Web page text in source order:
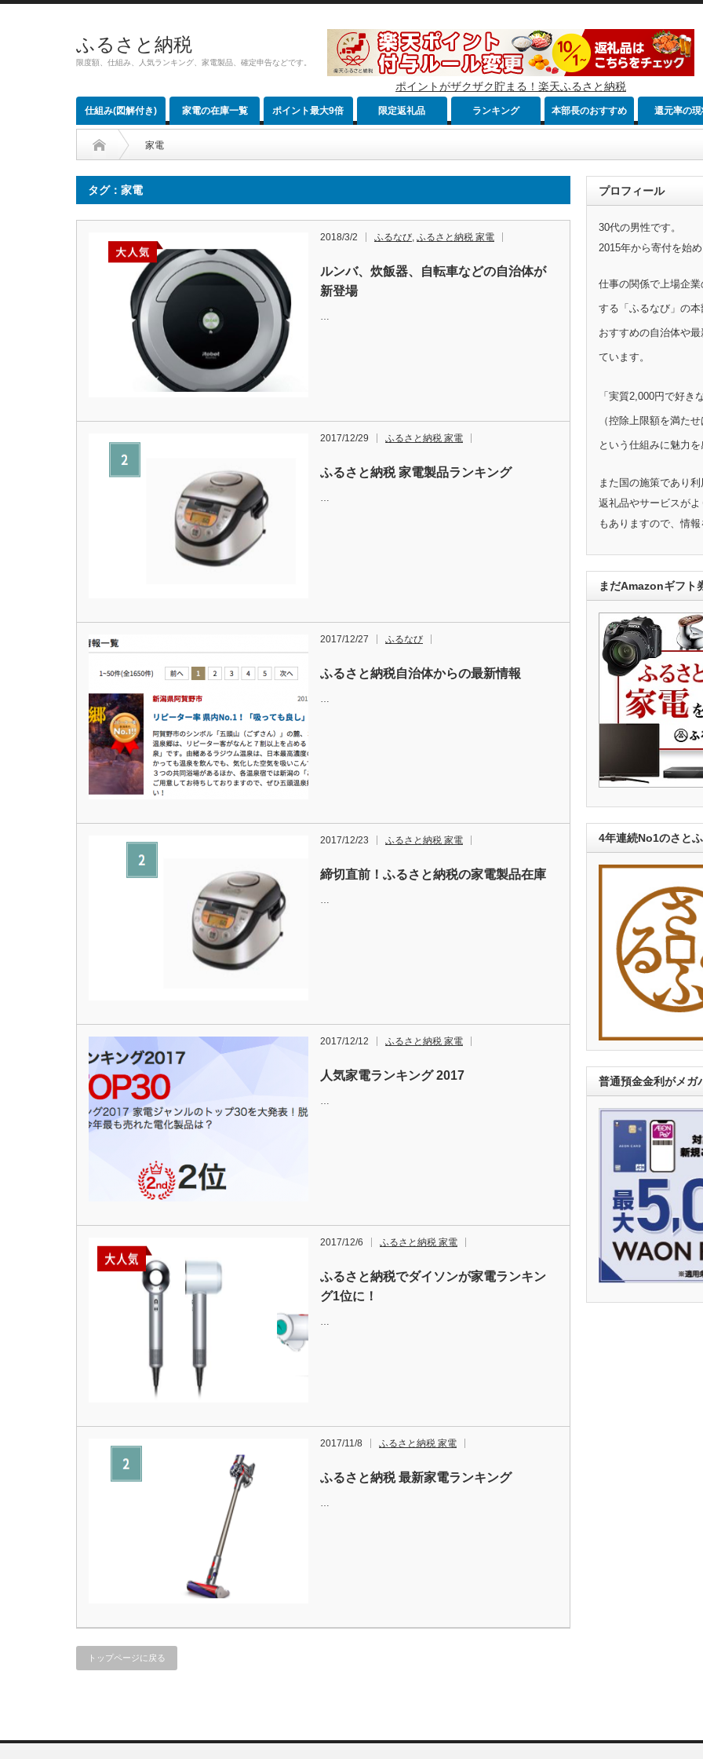
ふるさと納税
限度額、仕組み、人気ランキング、家電製品、確定申告などです。
ポイントがザクザク貯まる！楽天ふるさと納税
仕組み(図解付き) 家電の在庫一覧 ポイント最大9倍 限定返礼品 ランキング 本部長のおすすめ 還元率の
家電
タグ：家電
2018/3/2 ふるなび, ふるさと納税 家電
ルンバ、炊飯器、自転車などの自治体が
新登場
…
2017/12/29 ふるさと納税 家電
ふるさと納税 家電製品ランキング
…
2017/12/27 ふるなび
ふるさと納税自治体からの最新情報
…
2017/12/23 ふるさと納税 家電
締切直前！ふるさと納税の家電製品在庫
…
2017/12/12 ふるさと納税 家電
人気家電ランキング 2017
…
2017/12/6 ふるさと納税 家電
ふるさと納税でダイソンが家電ランキン
グ1位に！
…
2017/11/8 ふるさと納税 家電
ふるさと納税 最新家電ランキング
…
トップページに戻る
プロフィール
30代の男性です。
2015年から寄付を始
仕事の関係で上場企
する「ふるなび」の
おすすめの自治体や
ています。
「実質2,000円で好き
（控除上限額を満た
という仕組みに魅力
また国の施策であり
返礼品やサービスが
もありますので、情
まだAmazonギフト
4年連続No1のさと
普通預金金利がメガ